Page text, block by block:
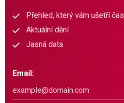
Přehled, který vám ušetří čas
Aktuální dění
Jasná data
Email: